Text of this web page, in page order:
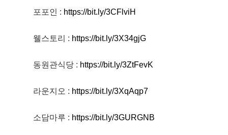
포포인 : https://bit.ly/3CFlviH
웰스토리 : https://bit.ly/3X34gjG
동원관식당 : https://bit.ly/3ZtFevK
라운지오 : https://bit.ly/3XqAqp7
소담마루 : https://bit.ly/3GURGNB